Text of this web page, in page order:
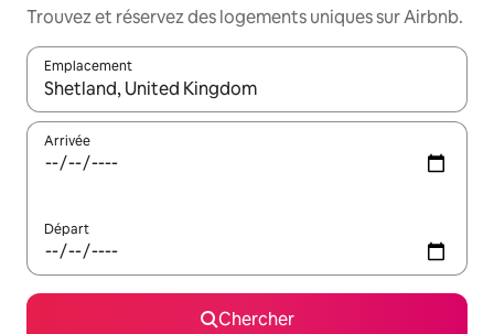
Trouvez et réservez des logements uniques sur Airbnb.
Emplacement
Quand les résultats sont affichés, parcourez-les en utilisant
Arrivée
Départ
Chercher